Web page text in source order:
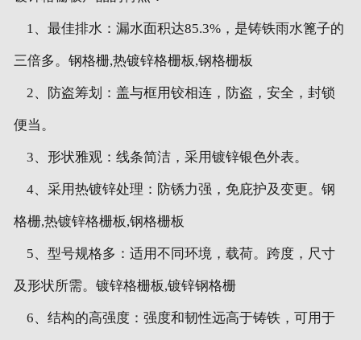
留言反馈
联系我们
1、最佳排水：漏水面积达85.3%，是铸铁雨水篦子的
三倍多。钢格栅,热镀锌格栅板,钢格栅板
2、防盗筹划：盖与框用铰相连，防盗，安全，封锁
便当。
3、形状雅观：线条简洁，采用镀锌银色外表。
4、采用热镀锌处理：防锈力强，免庇护及变更。钢
格栅,热镀锌格栅板,钢格栅板
5、型号规格多：适用不同环境，载荷。跨度，尺寸
及形状所需。镀锌格栅板,镀锌钢格栅
6、结构的高强度：强度和韧性远高于铸铁，可用于